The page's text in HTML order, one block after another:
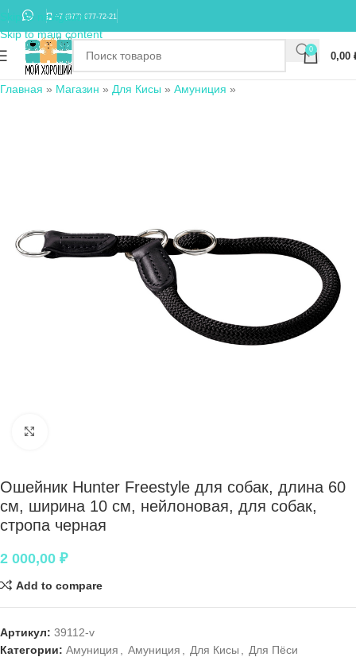
Skip to navigation
Skip to main content
+7 (977) 677-72-21
0
0,00
Главная » Магазин » Для Кисы » Амуниция »
Ошейник Hunter Freestyle для собак, длина 60
см, ширина 10 см, нейлоновая, для собак,
стропа черная
2 000,00 ₽
Add to compare
Артикул: 39112-v
Категории: Амуниция Амуниция Для Кисы
Для Пёси